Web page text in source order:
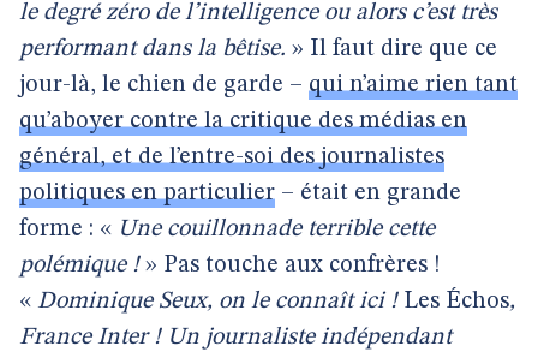
le degré zéro de l’intelligence ou alors c’est très
performant dans la bêtise. » Il faut dire que ce
jour-là, le chien de garde – qui n’aime rien tant
qu’aboyer contre la critique des médias en
général, et de l’entre-soi des journalistes
politiques en particulier – était en grande
forme : « Une couillonnade terrible cette
polémique !» Pas touche aux confrères !
« Dominique Seux, on le connaît ici !Les Échos,
France Inter ! Un journaliste indépendant